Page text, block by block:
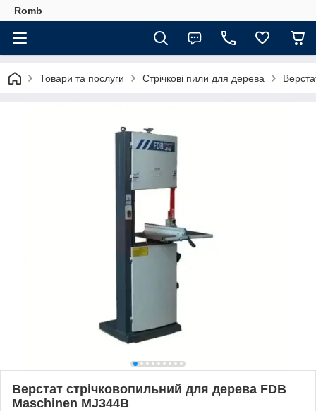
Romb
Товари та послуги Стрічкові пили для дерева
Верстат стрічковопильний для дерева FDB
Maschinen MJ344B